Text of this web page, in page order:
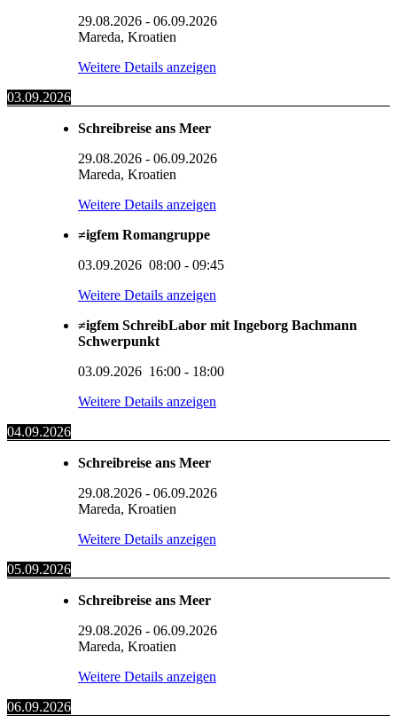
29.08.2026 - 06.09.2026
Mareda, Kroatien
Weitere Details anzeigen
03.09.2026
Schreibreise ans Meer
29.08.2026 - 06.09.2026
Mareda, Kroatien
Weitere Details anzeigen
≠igfem Romangruppe
03.09.2026 08:00 - 09:45
Weitere Details anzeigen
≠igfem SchreibLabor mit Ingeborg Bachmann
Schwerpunkt
03.09.2026 16:00 - 18:00
Weitere Details anzeigen
04.09.2026
Schreibreise ans Meer
29.08.2026 - 06.09.2026
Mareda, Kroatien
Weitere Details anzeigen
05.09.2026
Schreibreise ans Meer
29.08.2026 - 06.09.2026
Mareda, Kroatien
Weitere Details anzeigen
06.09.2026